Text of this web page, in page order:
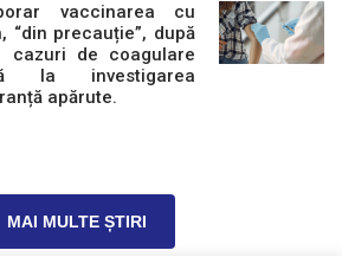
vaccinarea cu
“din precauție”, după
cazuri de coagulare
la investigarea
apărute.
MAI MULTE ȘTIRI